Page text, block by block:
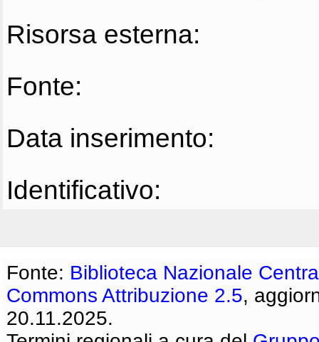
Risorsa esterna:
Fonte:
Data inserimento:
Identificativo:
Fonte: Biblioteca Nazionale
Commons Attribuzione 2.5,
20.11.2025.